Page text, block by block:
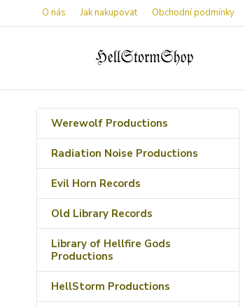
O nás Jak nakupovat Obchodní podmínky
Werewolf Productions
Radiation Noise Productions
Evil Horn Records
Old Library Records
Library of Hellfire Gods
Productions
HellStorm Productions